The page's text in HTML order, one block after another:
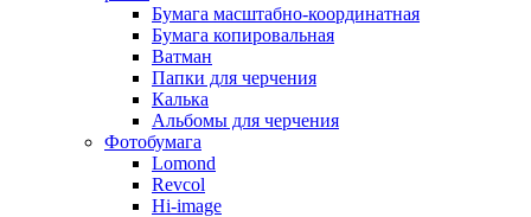
Бумага масштабно-координатная
Бумага копировальная
Ватман
Папки для черчения
Калька
Альбомы для черчения
Фотобумага
Lomond
Revcol
Hi-image